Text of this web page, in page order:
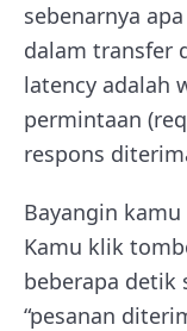
sebenarnya
dalam transfer
latency adalah
permintaan
respons
Bayangin
Kamu klik
beberapa detik
“pesanan